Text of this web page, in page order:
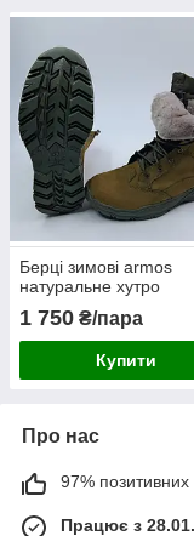
Берці зимові armos
натуральне хутро
1 750 ₴/пара
Купити
Про нас
97% позитивних
Працює з